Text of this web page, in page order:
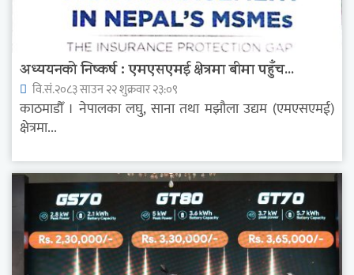
अध्ययनको निष्कर्ष : एमएसएमई क्षेत्रमा बीमा पहुँच...
वि.सं.२०८३ साउन २२ शुक्रवार २३:०९
काठमाडौँ । नेपालका लघु, साना तथा मझौला उद्यम (एमएसएमई)
क्षेत्रमा...